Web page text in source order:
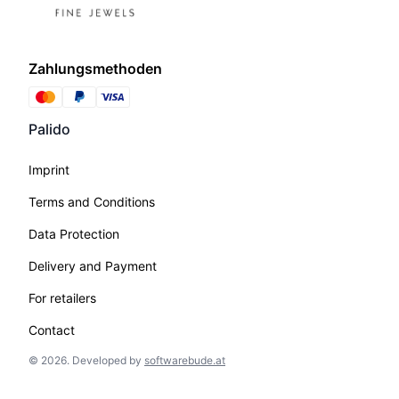
Zahlungsmethoden
Palido
Imprint
Terms and Conditions
Data Protection
Delivery and Payment
For retailers
Contact
© 2026. Developed by softwarebude.at